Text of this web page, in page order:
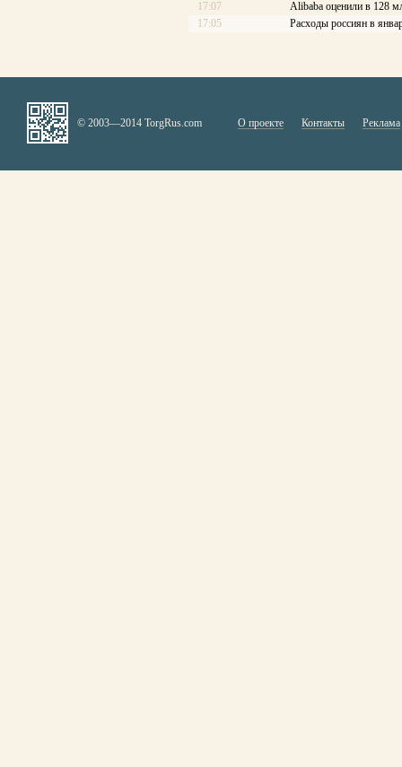
17:07
Alibaba оценили в 128
17:05
Расходы россиян в
© 2003—2014 TorgRus.com О проекте Контакты Реклама